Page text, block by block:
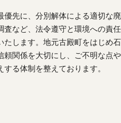
優先に、分別解体による適切な廃
査など、法令遵守と環境への責任
たします。地元古殿町をはじめ石
頼関係を大切にし、ご不明な点や
る体制を整えております。